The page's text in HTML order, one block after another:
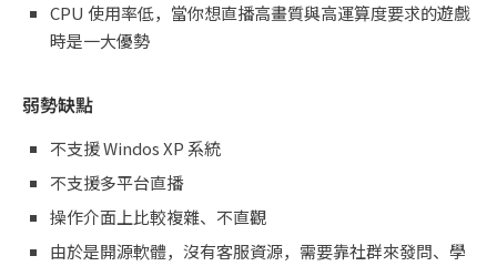
CPU 使用率低，當你想直播高畫質與高運算度要求的遊戲
時是一大優勢
弱勢缺點
不支援 Windos XP 系統
不支援多平台直播
操作介面上比較複雜、不直觀
由於是開源軟體，沒有客服資源，需要靠社群來發問、學